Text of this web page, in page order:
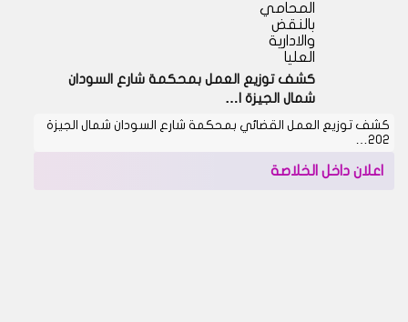
المحامي
بالنقض
والادارية
العليا
كشف توزيع العمل بمحكمة شارع السودان
شمال الجيزة ا…
كشف توزيع العمل القضائي بمحكمة شارع السودان شمال الجيزة
202…
اعلان داخل الخلاصة